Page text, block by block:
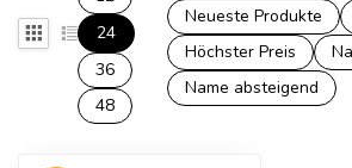
24
36
48
Neueste Produkte
Höchster Preis
Name absteigend